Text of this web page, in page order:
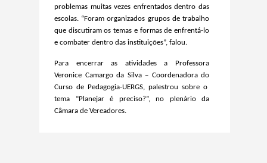
problemas muitas vezes enfrentados dentro das
escolas. “Foram organizados grupos de trabalho
que discutiram os temas e formas de enfrentá-lo
e combater dentro das instituições”, falou.
Para encerrar as atividades a
Professora
Veronice Camargo da Silva – Coordenadora do
Curso de Pedagogia-UERGS, palestrou sobre o
tema “Planejar é preciso?”, no plenário da
Câmara de Vereadores.